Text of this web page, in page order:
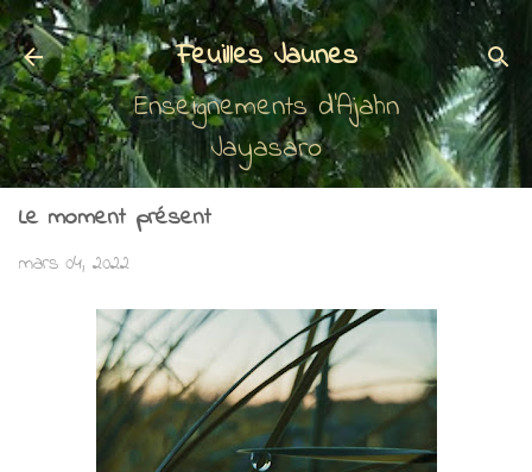
Accéder au contenu principal
Feuilles Jaunes
Enseignements d'Ajahn
Jayasaro
Le moment présent
mars 04, 2022